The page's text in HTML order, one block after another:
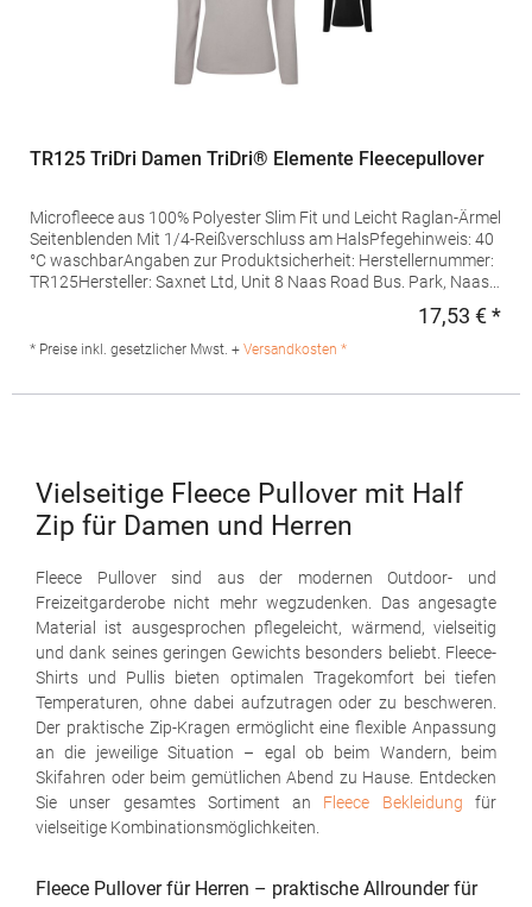
TR125 TriDri Damen TriDri® Elemente Fleecepullover
Microfleece aus 100% Polyester Slim Fit und Leicht Raglan-Ärmel
Seitenblenden Mit 1/4-Reißverschluss am HalsPfegehinweis: 40
°C waschbarAngaben zur Produktsicherheit: Herstellernummer:
TR125Hersteller: Saxnet Ltd, Unit 8 Naas Road Bus. Park, Naas
g/m²Materialzusammensetzung: 100% Polyester
17,53 € *
* Preise inkl. gesetzlicher Mwst. + Versandkosten *
Vielseitige Fleece Pullover mit Half
Zip für Damen und Herren
Fleece Pullover sind aus der modernen Outdoor- und
Freizeitgarderobe nicht mehr wegzudenken. Das angesagte
Material ist ausgesprochen pflegeleicht, wärmend, vielseitig
und dank seines geringen Gewichts besonders beliebt. Fleece-
Shirts und Pullis bieten optimalen Tragekomfort bei tiefen
Temperaturen, ohne dabei aufzutragen oder zu beschweren.
Der praktische Zip-Kragen ermöglicht eine flexible Anpassung
an die jeweilige Situation – egal ob beim Wandern, beim
Skifahren oder beim gemütlichen Abend zu Hause. Entdecken
Sie unser gesamtes Sortiment an Fleece Bekleidung für
vielseitige Kombinationsmöglichkeiten.
Fleece Pullover für Herren – praktische Allrounder für